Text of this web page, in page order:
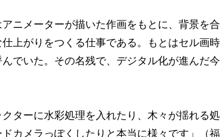
ニメーターが描いた作画をもとに、背景を
上がりをつくる仕事である。もとはセル画
でいた。その名残で、デジタル化が進んだ
クターに水彩処理を入れたり、木々が揺れる
カメラっぽくしたりと本当に様々です」（福